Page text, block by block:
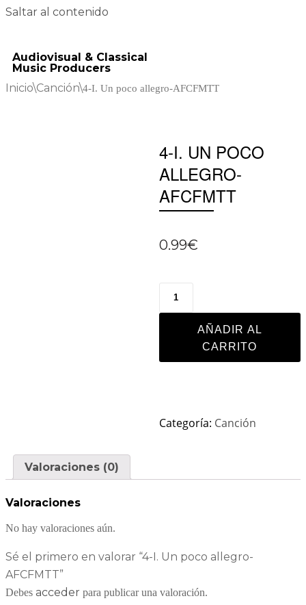
Saltar al contenido
Audiovisual & Classical
Music Producers
Inicio\Canción\4-I. Un poco allegro-AFCFMTT
4-I. UN POCO
ALLEGRO-
AFCFMTT
0.99€
AÑADIR AL
CARRITO
Categoría: Canción
Valoraciones (0)
Valoraciones
No hay valoraciones aún.
Sé el primero en valorar “4-I. Un poco allegro-
AFCFMTT”
Debes acceder para publicar una valoración.